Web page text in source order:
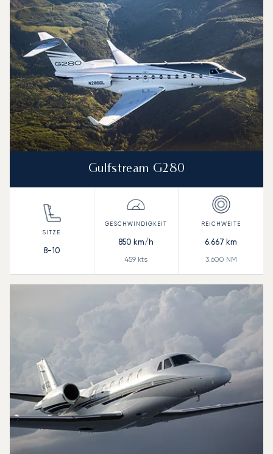
Gulfstream G280
8-10
850 km/h
459 kts
6.667 km
3.600 NM